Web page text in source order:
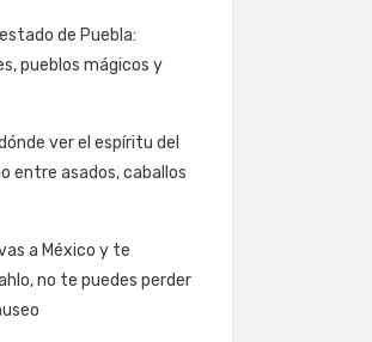
de Puebla:
pueblos mágicos y
ver el espíritu del
entre asados, caballos
a México y te
no te puedes perder